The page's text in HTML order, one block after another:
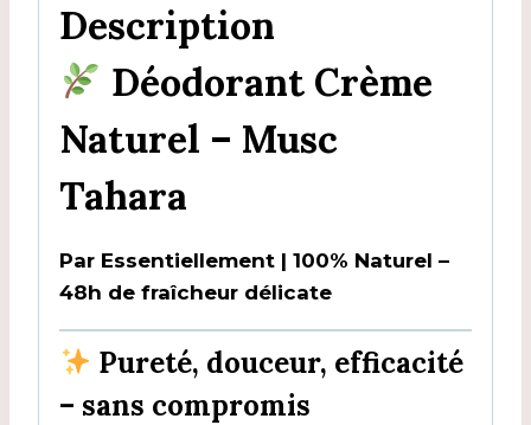
Description
Déodorant Crème
Naturel – Musc
Tahara
Par Essentiellement | 100% Naturel –
48h de fraîcheur délicate
Pureté, douceur, efficacité
– sans compromis